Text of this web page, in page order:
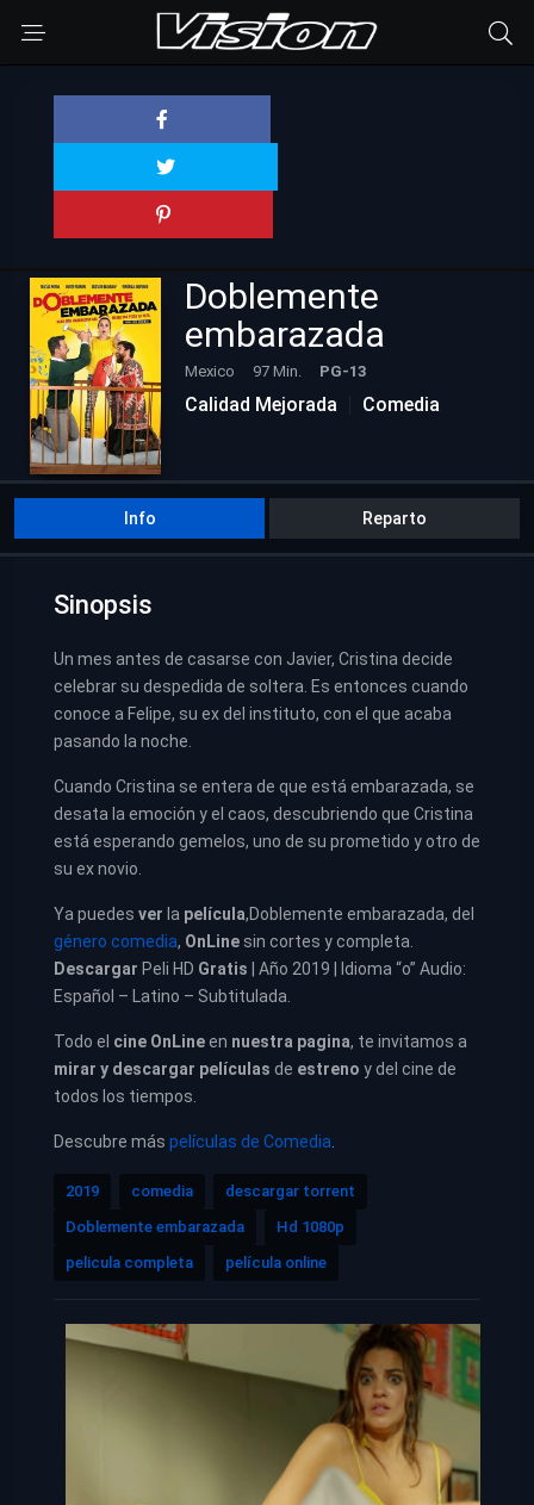
Doblemente
embarazada
Mexico 97 Min. PG-13
Calidad Mejorada Comedia
Info Reparto
Sinopsis
Un mes antes de casarse con Javier, Cristina decide
celebrar su despedida de soltera. Es entonces cuando
conoce a Felipe, su ex del instituto, con el que acaba
pasando la noche.
Cuando Cristina se entera de que está embarazada, se
desata la emoción y el caos, descubriendo que Cristina
está esperando gemelos, uno de su prometido y otro de
su ex novio.
Ya puedes ver la película,Doblemente embarazada, del
género comedia, OnLine sin cortes y completa.
Descargar Peli HD Gratis | Año 2019 | Idioma “o” Audio:
Español – Latino – Subtitulada.
Todo el cine OnLineen nuestra pagina, te invitamos a
mirar y descargar películas de estreno y del cine de
todos los tiempos.
Descubre más películas de Comedia
2019 comedia
descargar torrent
Doblemente embarazada
Hd 1080p
pelicula completa
película online